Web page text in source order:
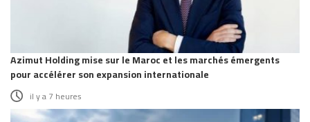
Azimut Holding mise sur le Maroc et les marchés émergents
pour accélérer son expansion internationale
il y a 7 heures